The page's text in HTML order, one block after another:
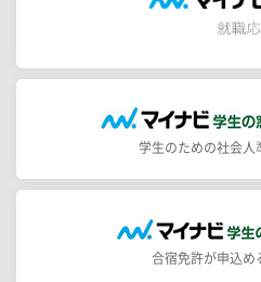
学生のための社会人
合宿免許が申込め